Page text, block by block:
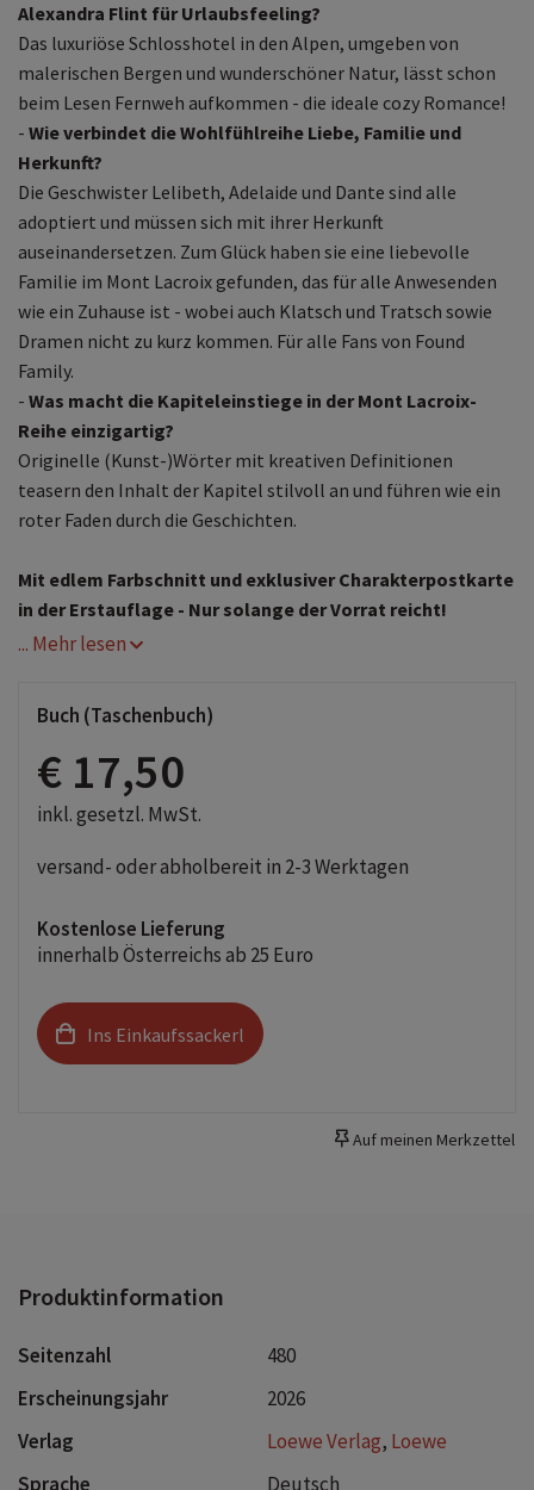
Alexandra Flint für Urlaubsfeeling?
Das luxuriöse Schlosshotel in den Alpen, umgeben von
malerischen Bergen und wunderschöner Natur, lässt schon
beim Lesen Fernweh aufkommen - die ideale cozy Romance!
- Wie verbindet die Wohlfühlreihe Liebe, Familie und
Herkunft?
Die Geschwister Lelibeth, Adelaide und Dante sind alle
adoptiert und müssen sich mit ihrer Herkunft
auseinandersetzen. Zum Glück haben sie eine liebevolle
Familie im Mont Lacroix gefunden, das für alle Anwesenden
wie ein Zuhause ist - wobei auch Klatsch und Tratsch sowie
Dramen nicht zu kurz kommen. Für alle Fans von Found
Family.
- Was macht die Kapiteleinstiege in der Mont Lacroix-
Reihe einzigartig?
Originelle (Kunst-)Wörter mit kreativen Definitionen
teasern den Inhalt der Kapitel stilvoll an und führen wie ein
roter Faden durch die Geschichten.
Mit edlem Farbschnitt und exklusiver Charakterpostkarte
in der Erstauflage - Nur solange der Vorrat reicht!
... Mehr lesen
Buch (Taschenbuch)
€ 17,50
inkl. gesetzl. MwSt.
versand- oder abholbereit in 2-3 Werktagen
Kostenlose Lieferung
innerhalb Österreichs ab 25 Euro
Ins Einkaufssackerl
Auf meinen Merkzettel
Produktinformation
Seitenzahl
480
Erscheinungsjahr
2026
Verlag
Loewe Verlag, Loewe
Sprache
Deutsch